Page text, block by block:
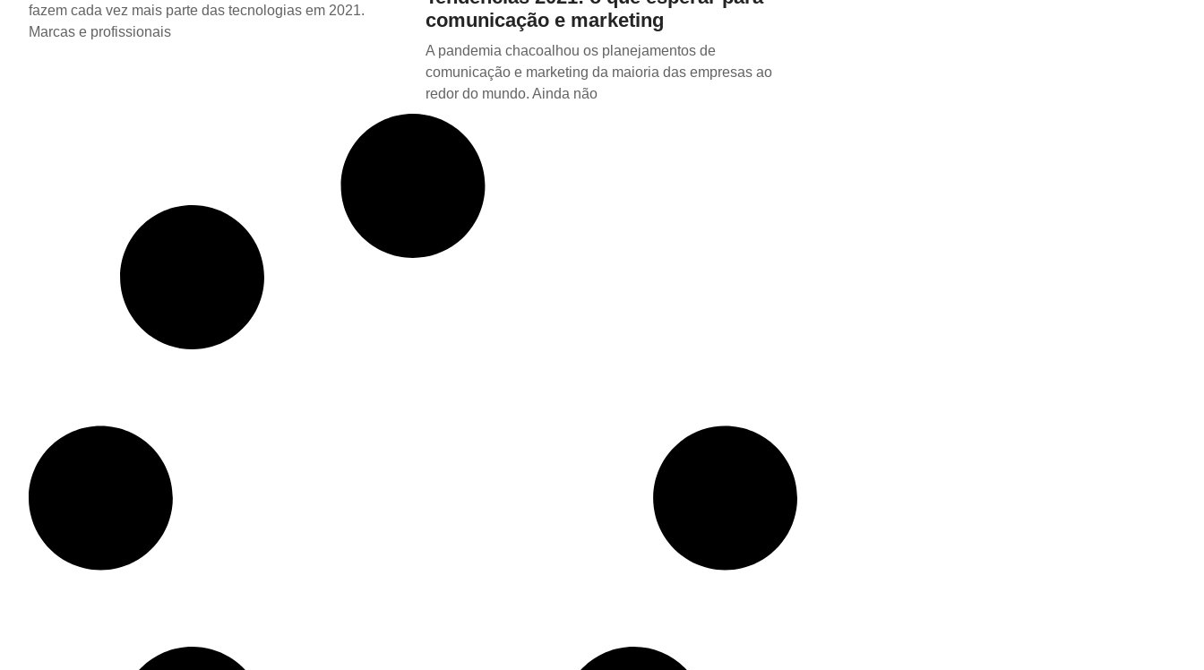
fazem cada vez mais parte das tecnologias em 2021.
Marcas e profissionais
comunicação e marketing
A pandemia chacoalhou os planejamentos de
comunicação e marketing da maioria das empresas ao
redor do mundo. Ainda não